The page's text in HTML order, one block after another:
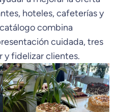
hoteles, cafeterías y
combina
cuidada, tres
y fidelizar clientes.